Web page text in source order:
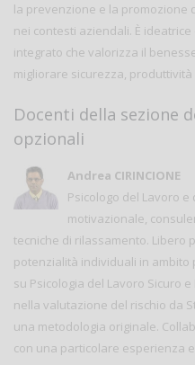
la prevenzione e la promozione
nei contesti aziendali. È
integrato che valorizza il
migliorare sicurezza,
Docenti della sezione
opzionali
Andrea CIRINCIONE
Psicologo del Lavoro
motivazionale,
tecniche di rilassamento. Libero
potenzialità individuali in
su Psicologia del Lavoro Sicuro
nella valutazione del rischio da
una metodologia originale.
con una particolare esperienza